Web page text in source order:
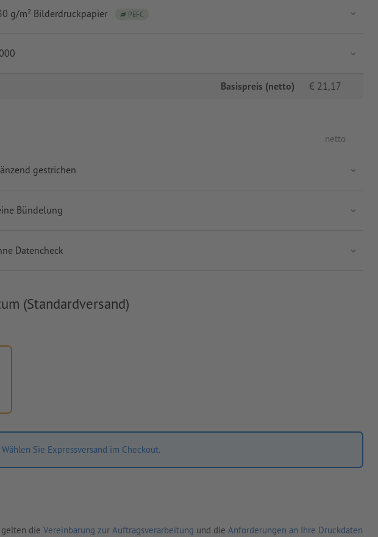
g/m² Bilderdruckpapier PEFC
Basispreis (netto) € 21,17
netto
gestrichen
Bündelung
Datencheck
(Standardversand)
Sie Expressversand im Checkout.
die Vereinbarung zur Auftragsverarbeitung und die Anforderungen an Ihre Druckdaten